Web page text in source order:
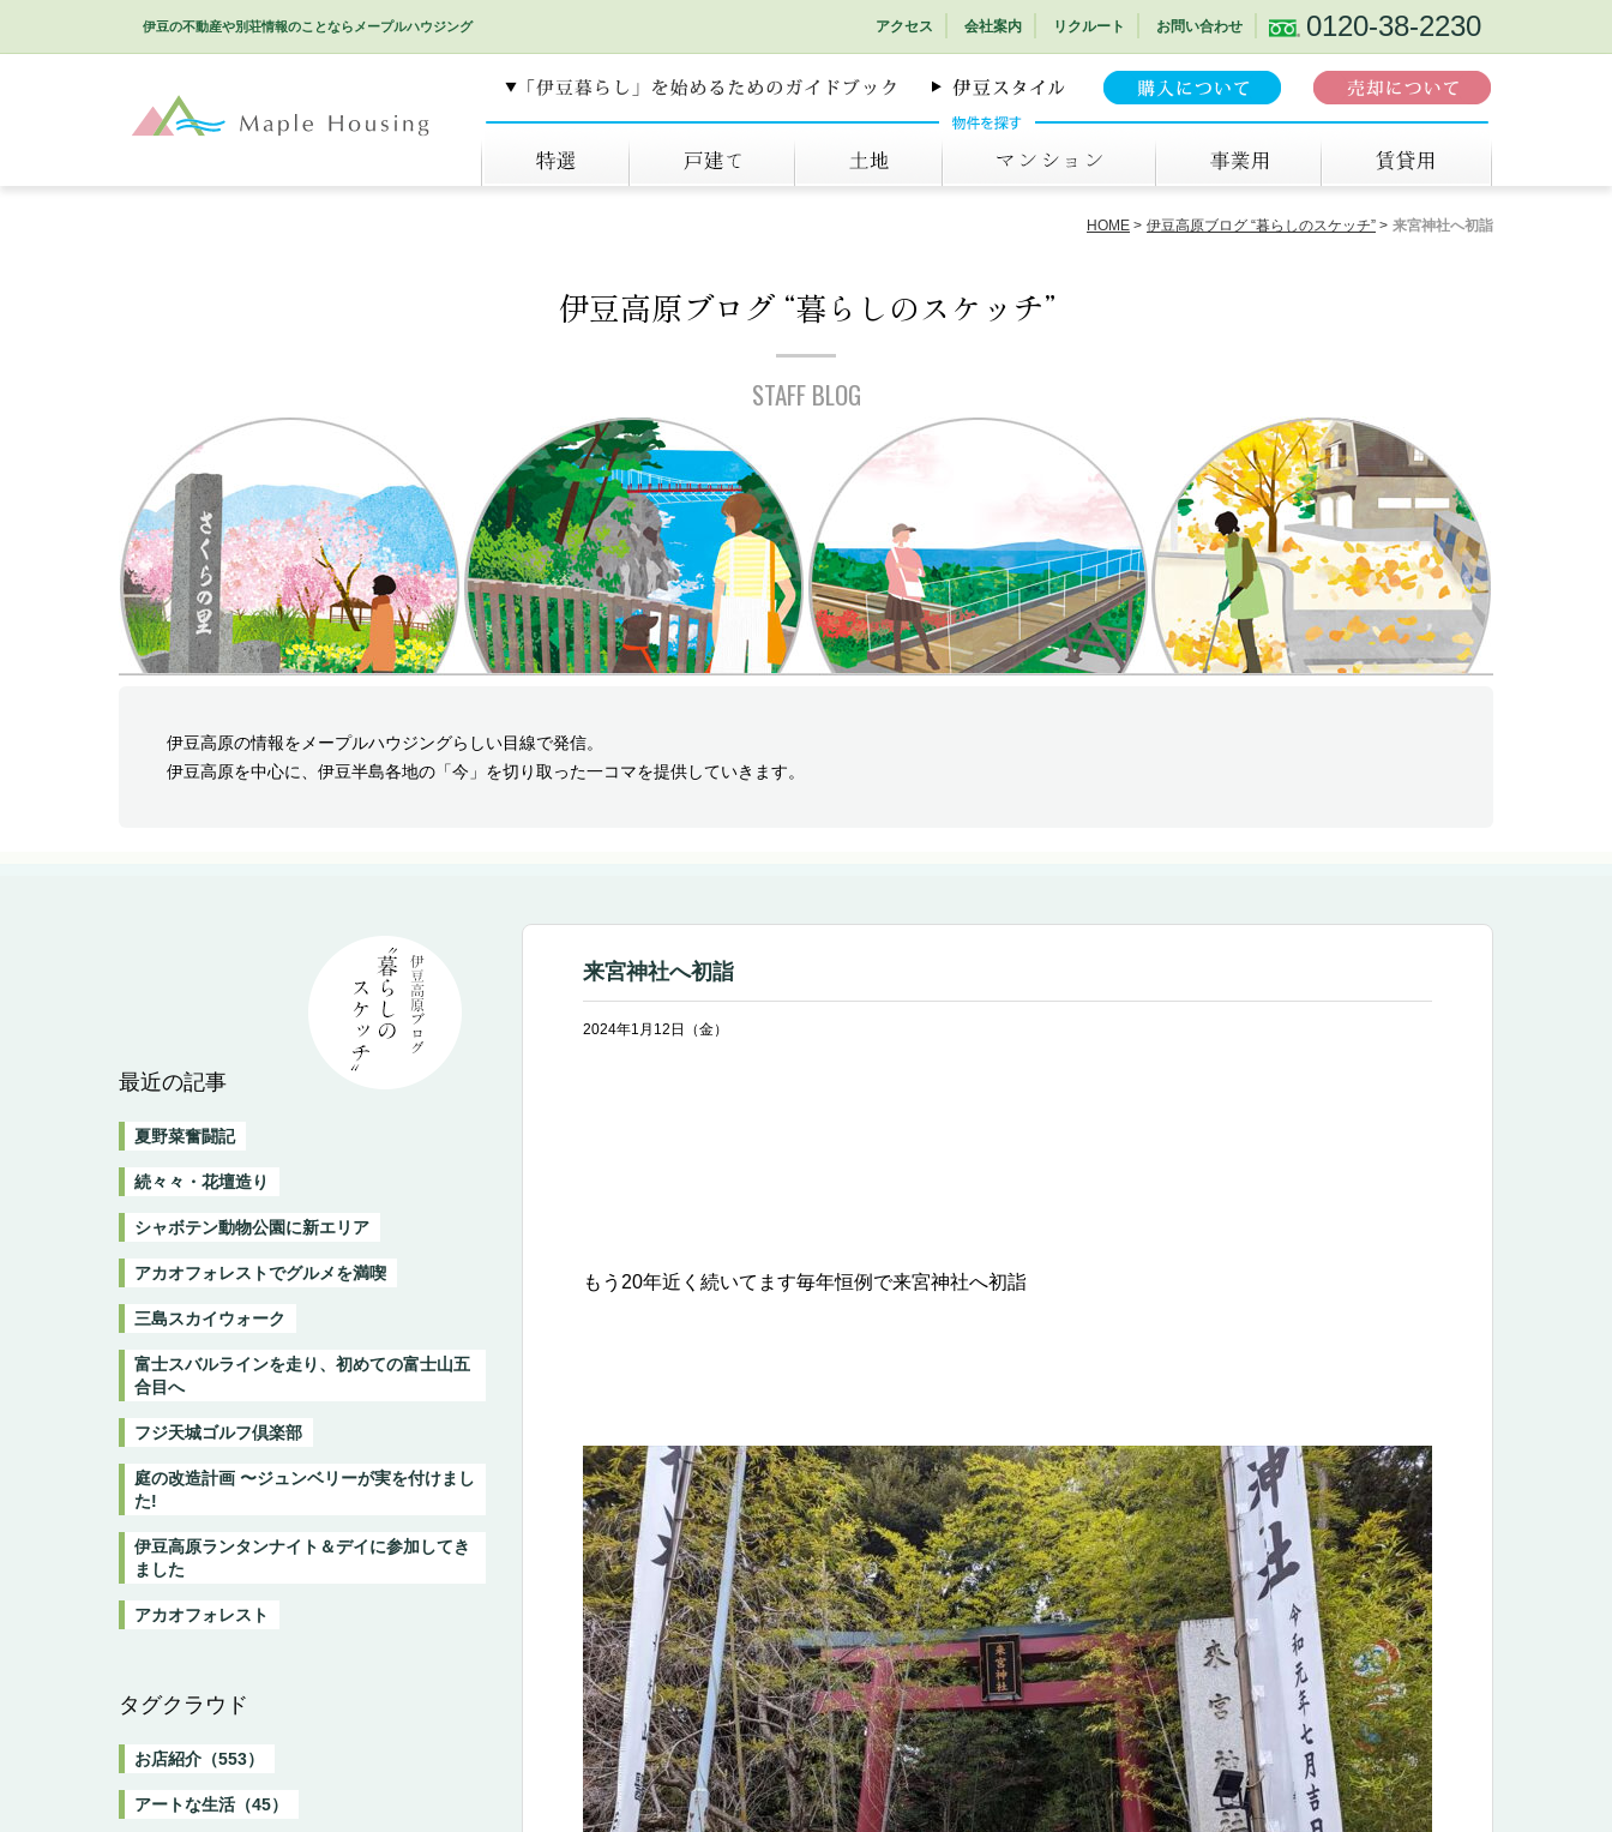
伊豆の不動産や別荘情報のことなら メープルハウジング アクセス 会社案内 リクルート お問い合わせ 0120-38-2230
HOME 伊豆高原ブログ “暮らしのスケッチ” 来宮神社へ初詣
伊豆高原ブログ “暮らしのスケッチ”
STAFF BLOG
伊豆高原の情報をメープルハウジングらしい目線で発信。
伊豆高原を中心に、伊豆半島各地の「今」を切り取った一コマを提供していきます。
来宮神社へ初詣
2024年1月12日（金）
もう20年近く続いてます毎年恒例で来宮神社へ初詣
最近の記事
夏野菜奮闘記
続々々・花壇造り
シャボテン動物公園に新エリア
アカオフォレストでグルメを満喫
三島スカイウォーク
富士スバルラインを走り、初めての富士山五
合目へ
フジ天城ゴルフ倶楽部
庭の改造計画 〜ジュンベリーが実を付けまし
た!
伊豆高原ランタンナイト＆デイに参加してき
ました
アカオフォレスト
タグクラウド
お店紹介（553）
アートな生活（45）